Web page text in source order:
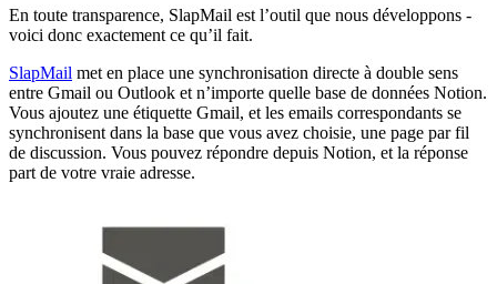
En toute transparence, SlapMail est l’outil que nous développons -
voici donc exactement ce qu’il fait.
SlapMail met en place une synchronisation directe à double sens
entre Gmail ou Outlook et n’importe quelle base de données Notion.
Vous ajoutez une étiquette Gmail, et les emails correspondants se
synchronisent dans la base que vous avez choisie, une page par fil
de discussion. Vous pouvez répondre depuis Notion, et la réponse
part de votre vraie adresse.